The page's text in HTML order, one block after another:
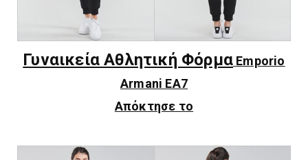
Γυναικεία Αθλητική Φόρμα Emporio
Armani EA7
Απόκτησε το